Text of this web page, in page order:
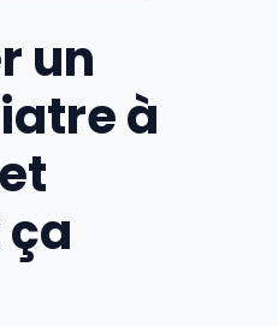
un
à